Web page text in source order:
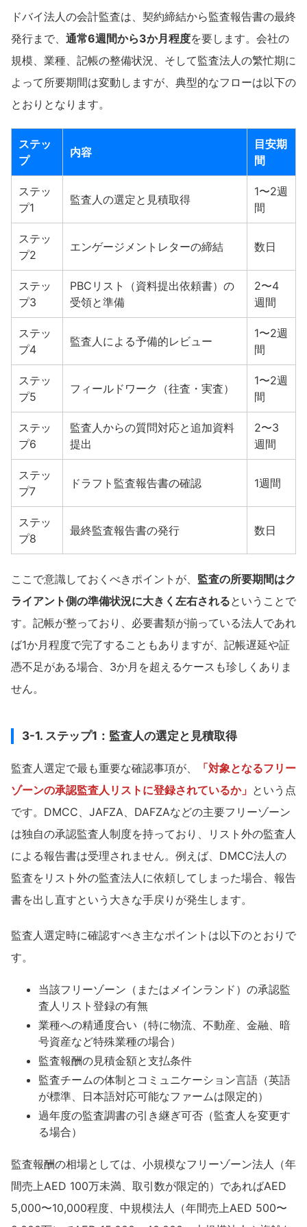
ドバイ法人の会計監査は、契約締結から監査報告書の最終
発行まで、 通常6週間から3か月程度を要します。会社の
規模、業種、記帳の整備状況、そして監査法人の繁忙期に
よって所要期間は変動しますが、典型的なフローは以下の
とおりとなります。
ステッ
プ
内容
目安期
間
ステッ
プ1
監査人の選定と見積取得
1〜2週
間
ステッ
プ2
エンゲージメントレターの締結 数日
ステッ
プ3
PBCリスト（資料提出依頼書）の
受領と準備
2〜4
週間
ステッ
プ4
監査人による予備的レビュー
1〜2週
間
ステッ
プ5
フィールドワーク（往査・実査）
1〜2週
間
ステッ
プ6
監査人からの質問対応と追加資料
提出
2〜3
週間
ステッ
プ7
ドラフト監査報告書の確認 1週間
ステッ
プ8
最終監査報告書の発行 数日
ここで意識しておくべきポイントが、 監査の所要期間はク
ライアント側の準備状況に大きく左右されるということで
す。記帳が整っており、必要書類が揃っている法人であれ
ば1か月程度で完了することもありますが、記帳遅延や証
憑不足がある場合、3か月を超えるケースも珍しくありま
せん。
3-1. ステップ1：監査人の選定と見積取得
監査人選定で最も重要な確認事項が、
「対象となるフリー
ゾーンの承認監査人リストに登録されているか」 という点
です。DMCC、JAFZA、DAFZAなどの主要フリーゾーン
は独自の承認監査人制度を持っており、リスト外の監査人
による報告書は受理されません。例えば、DMCC法人の
監査をリスト外の監査法人に依頼してしまった場合、報告
書を出し直すという大きな手戻りが発生します。
監査人選定時に確認すべき主なポイントは以下のとおりで
す。
当該フリーゾーン（またはメインランド）の承認監
査人リスト登録の有無
業種への精通度合い（特に物流、不動産、金融、暗
号資産など特殊業種の場合）
監査報酬の見積金額と支払条件
監査チームの体制とコミュニケーション言語（英語
が標準、日本語対応可能なファームは限定的）
過年度の監査調書の引き継ぎ可否（監査人を変更す
る場合）
監査報酬の相場としては、小規模なフリーゾーン法人（年
間売上AED 100万未満、取引数が限定的）であればAED
5,000〜10,000程度、中規模法人（年間売上AED 500〜